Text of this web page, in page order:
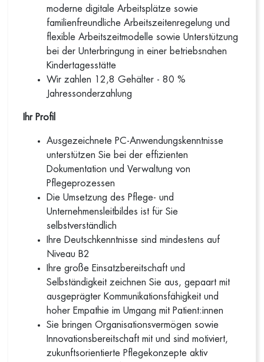
moderne digitale Arbeitsplätze sowie
familienfreundliche Arbeitszeitenregelung und
flexible Arbeitszeitmodelle sowie Unterstützung
bei der Unterbringung in einer betriebsnahen
Kindertagesstätte
Wir zahlen 12,8 Gehälter - 80 %
Jahressonderzahlung
Ihr Profil
Ausgezeichnete PC-Anwendungskenntnisse
unterstützen Sie bei der effizienten
Dokumentation und Verwaltung von
Pflegeprozessen
Die Umsetzung des Pflege- und
Unternehmensleitbildes ist für Sie
selbstverständlich
Ihre Deutschkenntnisse sind mindestens auf
Niveau B2
Ihre große Einsatzbereitschaft und
Selbständigkeit zeichnen Sie aus, gepaart mit
ausgeprägter Kommunikationsfähigkeit und
hoher Empathie im Umgang mit Patient:innen
Sie bringen Organisationsvermögen sowie
Innovationsbereitschaft mit und sind motiviert,
zukunftsorientierte Pflegekonzepte aktiv